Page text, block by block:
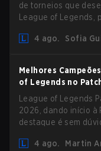
de torneios que
League of Legends,
removem várias
4 ago. Sofia
Melhores
of Legends no
League of Legends
2026, dando início à
destaque é sem
necessárias em
4 ago. Martin